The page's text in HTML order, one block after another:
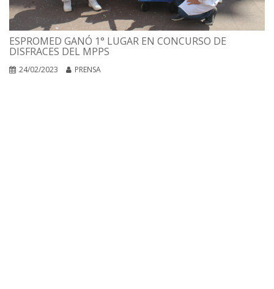
ESPROMED GANÓ 1° LUGAR EN CONCURSO DE
DISFRACES DEL MPPS
24/02/2023 PRENSA